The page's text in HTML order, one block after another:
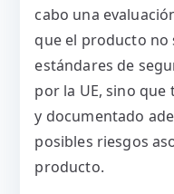
cabo una
que el producto no
estándares de
por la UE, sino
y documentado
posibles riesgos
producto.